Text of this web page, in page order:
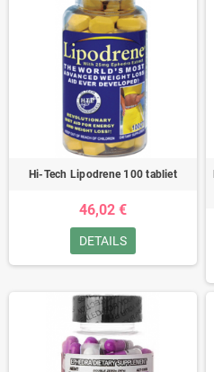
Hi-Tech Lipodrene 100 tabliet
46,02 €
DETAILS